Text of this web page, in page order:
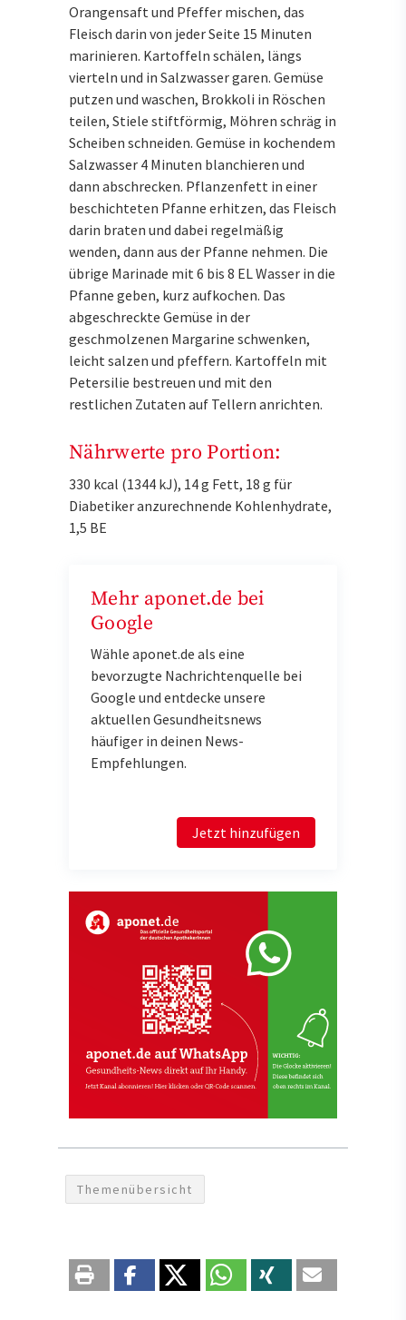
Orangensaft und Pfeffer mischen, das
Fleisch darin von jeder Seite 15 Minuten
marinieren. Kartoffeln schälen, längs
vierteln und in Salzwasser garen. Gemüse
putzen und waschen, Brokkoli in Röschen
teilen, Stiele stiftförmig, Möhren schräg in
Scheiben schneiden. Gemüse in kochendem
Salzwasser 4 Minuten blanchieren und
dann abschrecken. Pflanzenfett in einer
beschichteten Pfanne erhitzen, das Fleisch
darin braten und dabei regelmäßig
wenden, dann aus der Pfanne nehmen. Die
übrige Marinade mit 6 bis 8 EL Wasser in die
Pfanne geben, kurz aufkochen. Das
abgeschreckte Gemüse in der
geschmolzenen Margarine schwenken,
leicht salzen und pfeffern. Kartoffeln mit
Petersilie bestreuen und mit den
restlichen Zutaten auf Tellern anrichten.
Nährwerte pro Portion:
330 kcal (1344 kJ), 14 g Fett, 18 g für
Diabetiker anzurechnende Kohlenhydrate,
1,5 BE
Mehr aponet.de bei
Google
Wähle aponet.de als eine
bevorzugte Nachrichtenquelle bei
Google und entdecke unsere
aktuellen Gesundheitsnews
häufiger in deinen News-
Empfehlungen.
Jetzt hinzufügen
Themenübersicht